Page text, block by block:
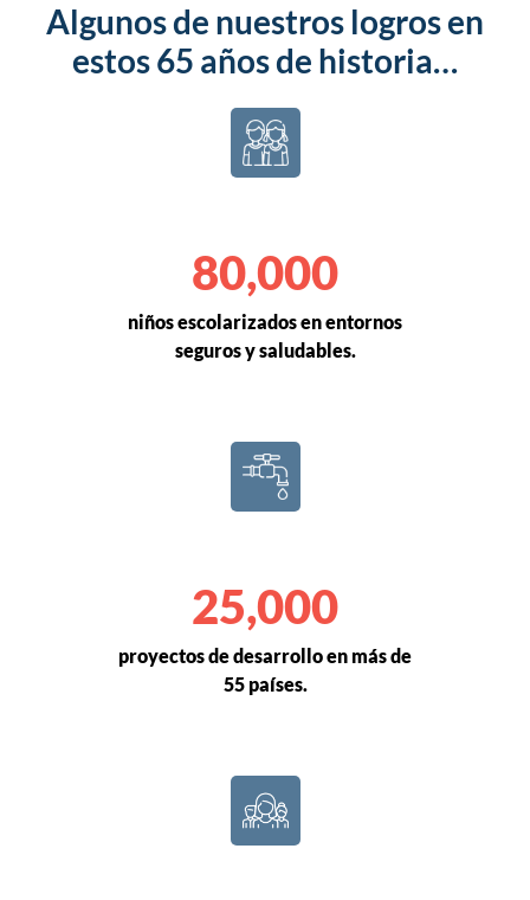
Algunos de nuestros logros en
estos 65 años de historia…
80,000
niños escolarizados en entornos
seguros y saludables.
25,000
proyectos de desarrollo en más de
55 países.